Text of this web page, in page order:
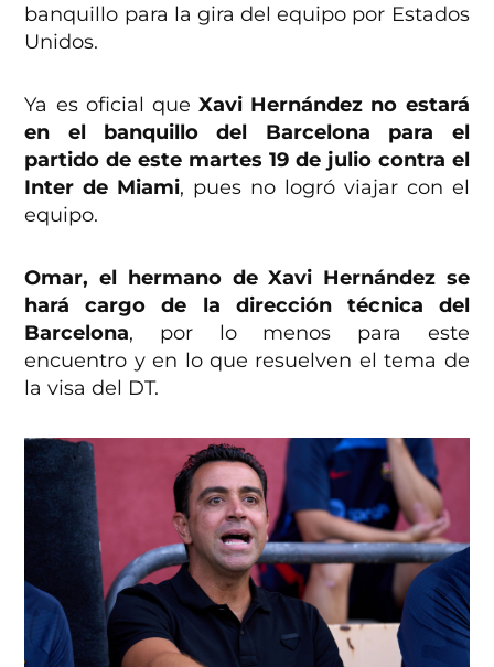
banquillo para la gira del equipo por Estados
Unidos.
Ya es oficial queXavi Hernández no estará
en el banquillo del Barcelona para el
partido de este martes 19 de julio contra el
Inter de Miami, pues no logró viajar con el
equipo.
Omar, el hermano de Xavi Hernández se
hará cargo de la dirección técnica del
Barcelona, por lo menos para este
encuentro y en lo que resuelven el tema de
la visa del DT.